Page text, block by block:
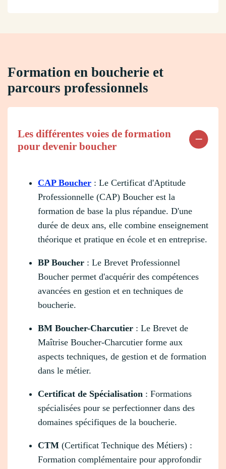
Formation en boucherie et
parcours professionnels
Les différentes voies de formation
pour devenir boucher
CAP Boucher : Le Certificat d'Aptitude
Professionnelle (CAP) Boucher est la
formation de base la plus répandue. D'une
durée de deux ans, elle combine enseignement
théorique et pratique en école et en entreprise.
BP Boucher : Le Brevet Professionnel
Boucher permet d'acquérir des compétences
avancées en gestion et en techniques de
boucherie.
BM Boucher-Charcutier : Le Brevet de
Maîtrise Boucher-Charcutier forme aux
aspects techniques, de gestion et de formation
dans le métier.
Certificat de Spécialisation : Formations
spécialisées pour se perfectionner dans des
domaines spécifiques de la boucherie.
CTM (Certificat Technique des Métiers) :
Formation complémentaire pour approfondir